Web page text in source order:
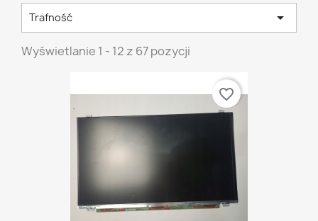
Trafność 
Wyświetlanie 1 - 12 z 67 pozycji
favorite_border